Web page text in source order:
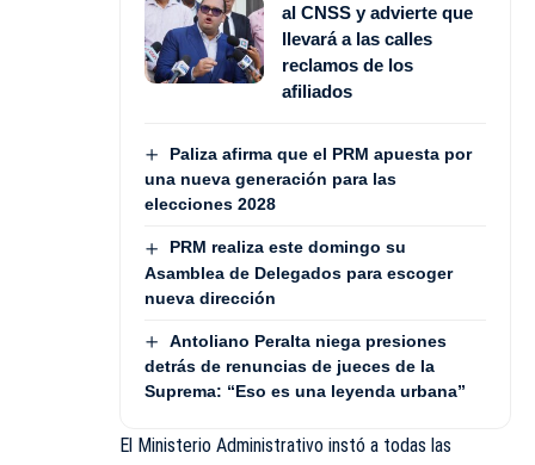
al CNSS y advierte que
llevará a las calles
reclamos de los
afiliados
Paliza afirma que el PRM apuesta por
una nueva generación para las
elecciones 2028
PRM realiza este domingo su
Asamblea de Delegados para escoger
nueva dirección
Antoliano Peralta niega presiones
detrás de renuncias de jueces de la
Suprema: “Eso es una leyenda urbana”
El Ministerio Administrativo instó a todas las